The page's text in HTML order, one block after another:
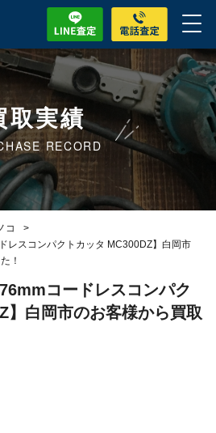
取実績
RECORD
コ
>
レスコンパクトカッタ MC300DZ】白岡市
！
コードレスコンパク
】白岡市のお客様から買取